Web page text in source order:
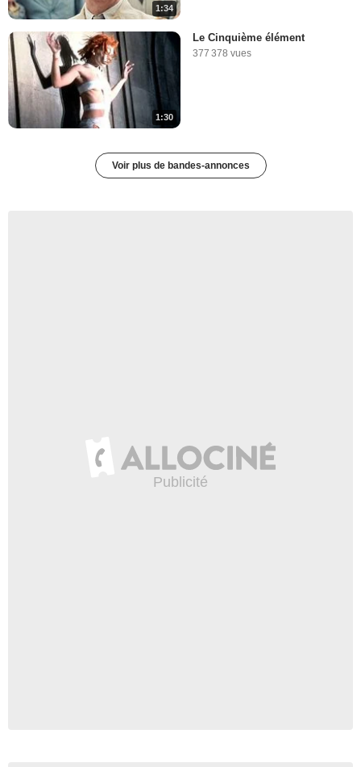
1:34
1:30
Le Cinquième élément
377 378 vues
Voir plus de bandes-annonces